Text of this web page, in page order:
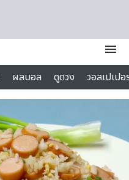
menu
ผลบอล ดูดวง
วอลเปเป